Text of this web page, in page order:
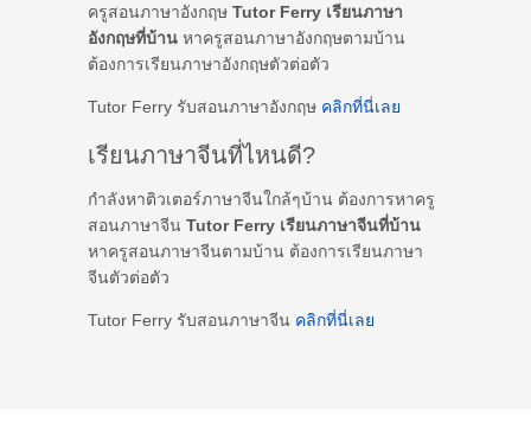
ครูสอนภาษาอังกฤษ Tutor Ferry เรียนภาษา
อังกฤษที่บ้าน หาครูสอนภาษาอังกฤษตามบ้าน
ต้องการเรียนภาษาอังกฤษตัวต่อตัว
Tutor Ferry รับสอนภาษาอังกฤษ คลิกที่นี่เลย
เรียนภาษาจีนที่ไหนดี?
กำลังหาติวเตอร์ภาษาจีนใกล้ๆบ้าน ต้องการหาครู
สอนภาษาจีน Tutor Ferry เรียนภาษาจีนที่บ้าน
หาครูสอนภาษาจีนตามบ้าน ต้องการเรียนภาษา
จีนตัวต่อตัว
Tutor Ferry รับสอนภาษาจีน คลิกที่นี่เลย